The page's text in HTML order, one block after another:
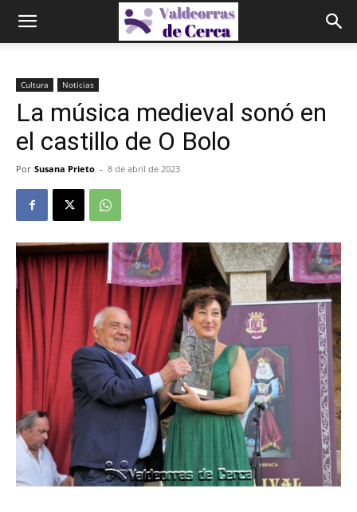
Cultura Noticias
La música medieval sonó en
el castillo de O Bolo
Por Susana Prieto - 8 de abril de 2023